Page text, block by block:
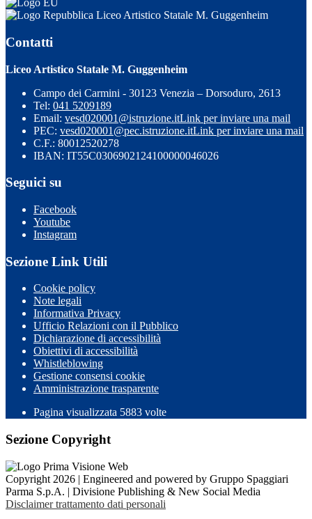
Liceo Artistico Statale M. Guggenheim
Contatti
Liceo Artistico Statale M. Guggenheim
Campo dei Carmini - 30123 Venezia – Dorsoduro, 2613
Tel: 041 5209189
Email: vesd020001@istruzione.itLink per inviare una mail
PEC: vesd020001@pec.istruzione.itLink per inviare una mail
C.F.: 80012520278
IBAN: IT55C0306902124100000046026
Seguici su
Facebook
Youtube
Instagram
Sezione Link Utili
Cookie policy
Note legali
Informativa Privacy
Ufficio Relazioni con il Pubblico
Dichiarazione di accessibilità
Obiettivi di accessibilità
Whistleblowing
Gestione consensi cookie
Amministrazione trasparente
Pagina visualizzata 5883 volte
Sezione Copyright
Copyright 2026 | Engineered and powered by Gruppo Spaggiari
Parma S.p.A. | Divisione Publishing & New Social Media
Disclaimer trattamento dati personali